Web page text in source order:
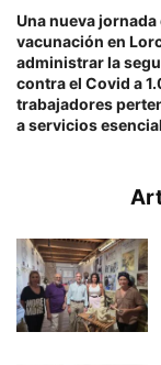
Una nueva jornada
vacunación en
administrar la
contra el Covid a
trabajadores
a servicios